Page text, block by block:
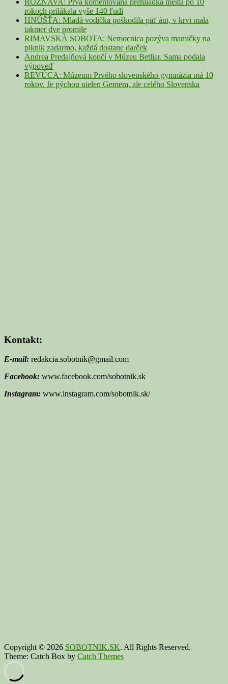
ROŽŇAVA: Prvá komentovaná prehliadka mesta po 10
rokoch prilákala vyše 140 ľudí
HNÚŠŤA: Mladá vodička poškodila päť áut, v krvi mala
takmer dve promile
RIMAVSKÁ SOBOTA: Nemocnica pozýva mamičky na
piknik zadarmo, každá dostane darček
Andrea Predajňová končí v Múzeu Betliar. Sama podala
výpoveď
REVÚCA: Múzeum Prvého slovenského gymnázia má 10
rokov. Je pýchou nielen Gemera, ale celého Slovenska
Kontakt:
E-mail: redakcia.sobotnik@gmail.com
Facebook: www.facebook.com/sobotnik.sk
Instagram: www.instagram.com/sobotnik.sk/
Copyright © 2026 SOBOTNIK.SK. All Rights Reserved.
Theme: Catch Box by Catch Themes
Scroll
Up